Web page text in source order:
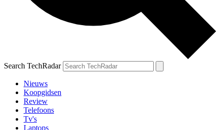
Search TechRadar
Nieuws
Koopgidsen
Review
Telefoons
Tv's
Laptops